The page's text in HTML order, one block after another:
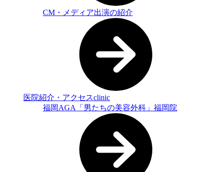
CM・メディア出演の紹介
医院紹介・アクセスclinic
福岡AGA「男たちの美容外科」福岡院